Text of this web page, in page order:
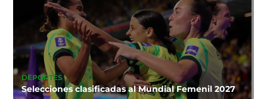
DEPORTES
Selecciones clasificadas al Mundial Femenil 2027